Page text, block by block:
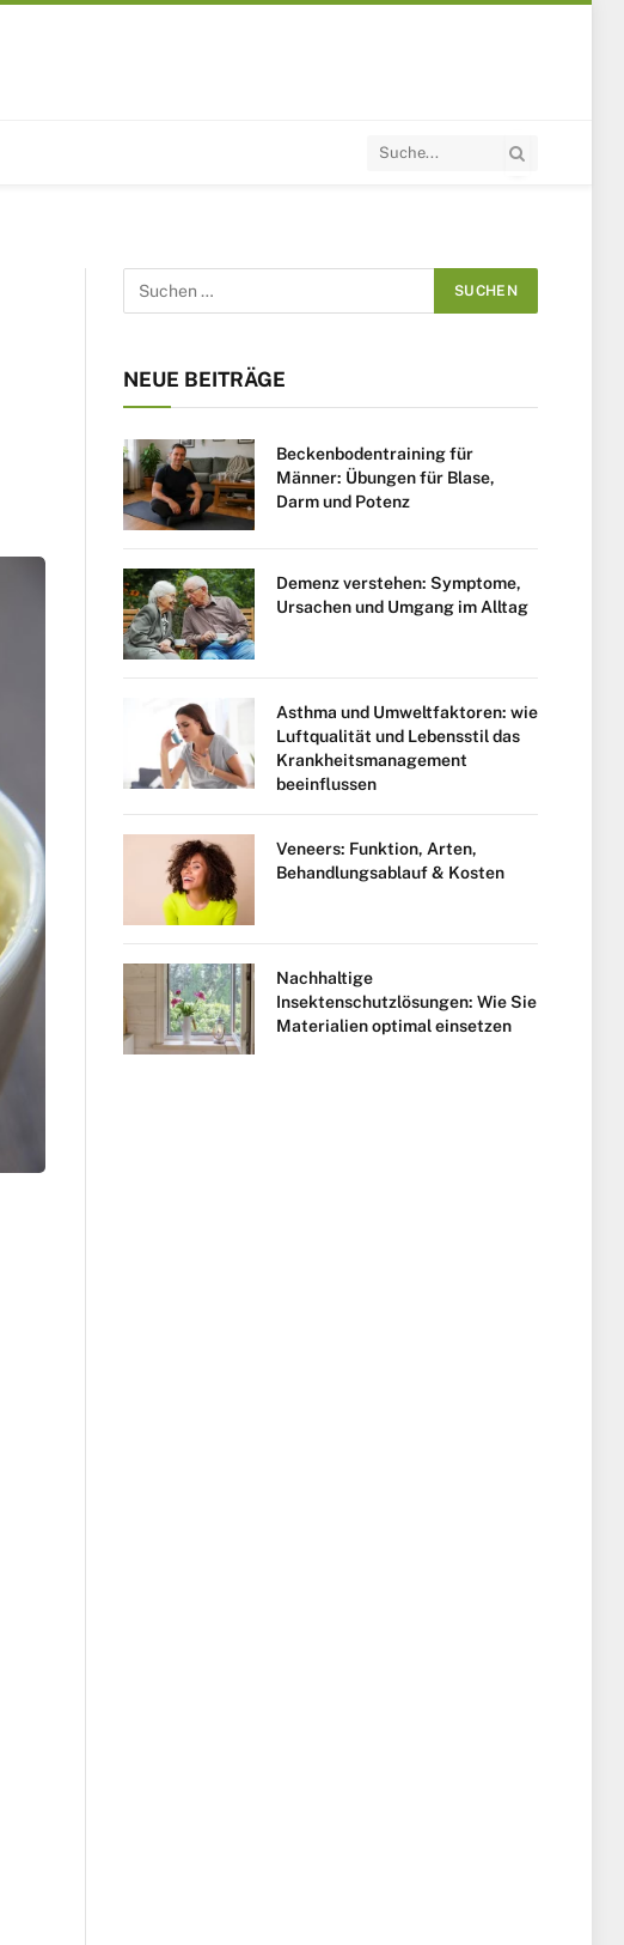
NEUE BEITRÄGE
Beckenbodentraining für
Männer: Übungen für Blase,
Darm und Potenz
Demenz verstehen: Symptome,
Ursachen und Umgang im Alltag
Asthma und Umweltfaktoren: wie
Luftqualität und Lebensstil das
Krankheitsmanagement
beeinflussen
Veneers: Funktion, Arten,
Behandlungsablauf & Kosten
Nachhaltige
Insektenschutzlösungen: Wie Sie
Materialien optimal einsetzen